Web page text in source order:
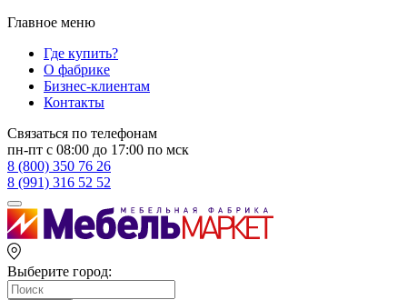
Главное меню
Где купить?
О фабрике
Бизнес-клиентам
Контакты
Связаться по телефонам
пн-пт с 08:00 до 17:00 по мск
8 (800) 350 76 26
8 (991) 316 52 52
Выберите город: